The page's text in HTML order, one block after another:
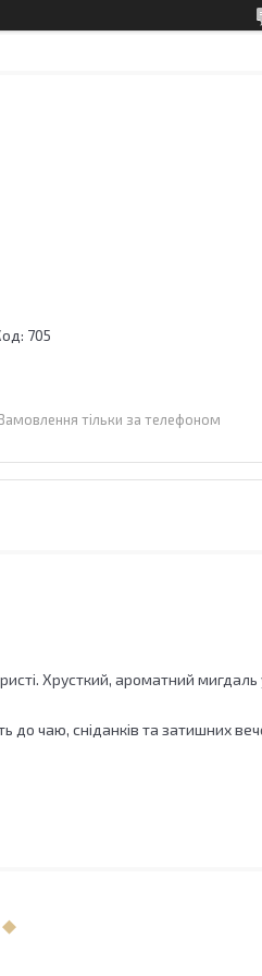
705
тільки за телефоном
Хрусткий, ароматний мигдаль
чаю, сніданків та затишних